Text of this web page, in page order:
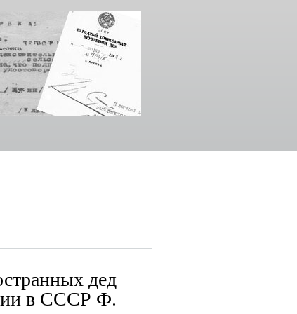
дед
в СССР Ф.